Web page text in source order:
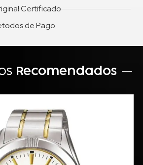
Certificado
de Pago
Recomendados